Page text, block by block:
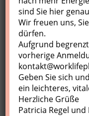
Profil
Meine Buchungen
Abmelden
sind Sie hier
Wir freuen uns,
dürfen.
Aufgrund
vorherige
Geben Sie sich
ein leichteres,
Herzliche Grüße
Patricia Regel